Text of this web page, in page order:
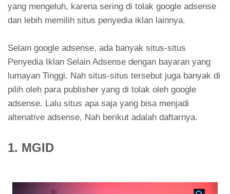
yang mengeluh, karena sering di tolak google adsense
dan lebih memilih situs penyedia iklan lainnya.
Selain google adsense, ada banyak situs-situs
Penyedia Iklan Selain Adsense dengan bayaran yang
lumayan Tinggi. Nah situs-situs tersebut juga banyak di
pilih oleh para publisher yang di tolak oleh google
adsense. Lalu situs apa saja yang bisa menjadi
altenative adsense, Nah berikut adalah daftarnya.
1. MGID